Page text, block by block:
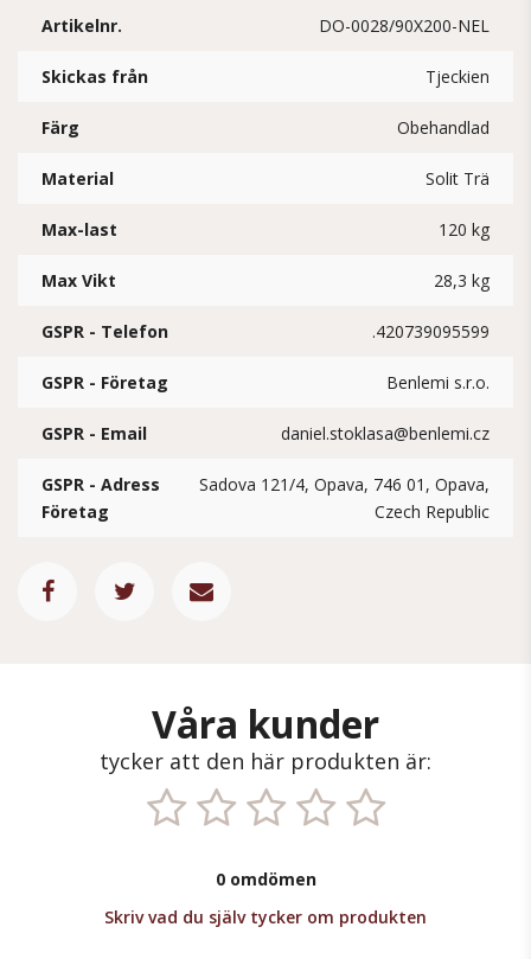
Artikelnr. DO-0028/90X200-NEL
Skickas från Tjeckien
Färg Obehandlad
Material Solit Trä
Max-last 120 kg
Max Vikt 28,3 kg
GSPR - Telefon .420739095599
GSPR - Företag Benlemi s.r.o.
GSPR - Email daniel.stoklasa@benlemi.cz
GSPR - Adress
Företag
Sadova 121/4, Opava, 746 01, Opava,
Czech Republic
Våra kunder
tycker att den här produkten är:
0 omdömen
Skriv vad du själv tycker om produkten